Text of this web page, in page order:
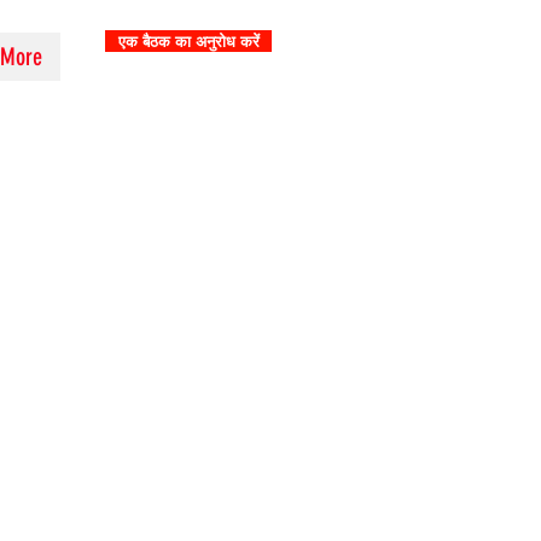
More
एक बैठक का अनुरोध करें